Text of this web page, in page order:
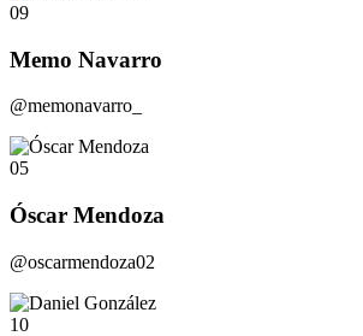
09
Memo Navarro
@memonavarro_
05
Óscar Mendoza
@oscarmendoza02
10